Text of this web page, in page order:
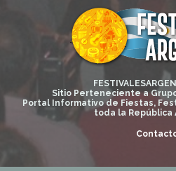
Sitio Perteneciente a
Portal Informativo de Fiestas,
toda la República